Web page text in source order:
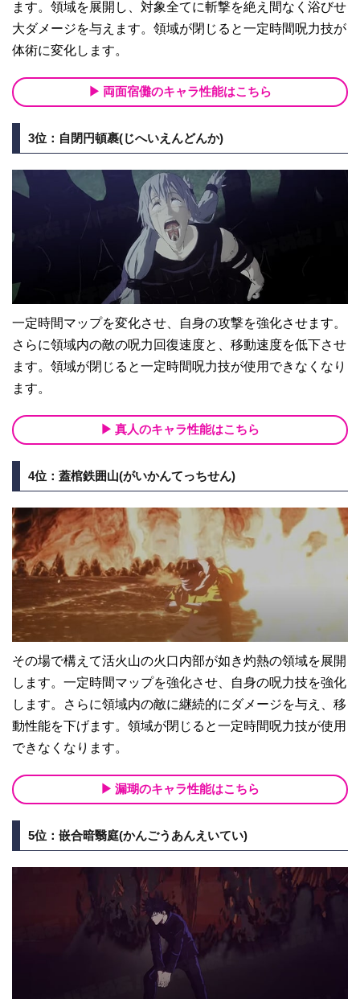
ます。領域を展開し、対象全てに斬撃を絶え間なく浴びせ
大ダメージを与えます。領域が閉じると一定時間呪力技が
体術に変化します。
両面宿儺のキャラ性能はこちら
3位：自閉円頓裹(じへいえんどんか)
一定時間マップを変化させ、自身の攻撃を強化させます。
さらに領域内の敵の呪力回復速度と、移動速度を低下させ
ます。領域が閉じると一定時間呪力技が使用できなくなり
ます。
真人のキャラ性能はこちら
4位：蓋棺鉄囲山(がいかんてっちせん)
その場で構えて活火山の火口内部が如き灼熱の領域を展開
します。一定時間マップを強化させ、自身の呪力技を強化
します。さらに領域内の敵に継続的にダメージを与え、移
動性能を下げます。領域が閉じると一定時間呪力技が使用
できなくなります。
漏瑚のキャラ性能はこちら
5位：嵌合暗翳庭(かんごうあんえいてい)